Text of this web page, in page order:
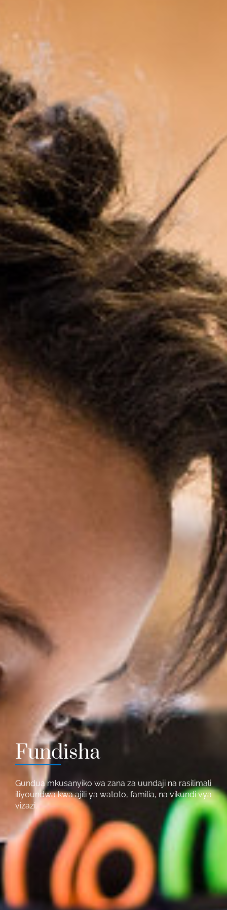
Fundisha
Gundua mkusanyiko wa zana za uundaji na rasilimali
iliyoundwa kwa ajili ya watoto, familia, na vikundi vya
vizazi.